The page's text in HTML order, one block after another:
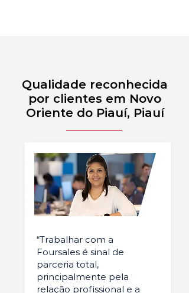
Qualidade reconhecida
por clientes em Novo
Oriente do Piauí, Piauí
“Trabalhar com a
Foursales é sinal de
parceria total,
principalmente pela
relação profissional e a